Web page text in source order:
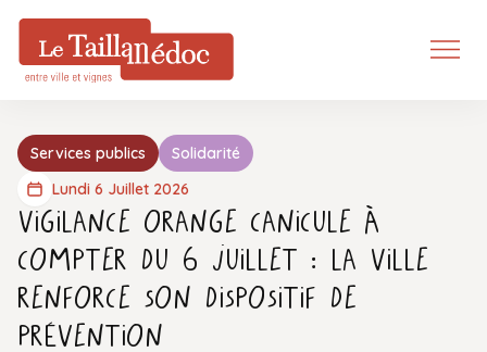
Services publics
Solidarité
Lundi 6 Juillet 2026
Vigilance orange canicule à
compter du 6 juillet : la Ville
renforce son dispositif de
prévention